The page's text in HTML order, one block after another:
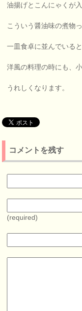
油揚げとこんにゃくが
こういう醤油味の煮物っ
一皿食卓に並んでいる
洋風の料理の時にも、
うれしくなります。
コメントを残す
(required)